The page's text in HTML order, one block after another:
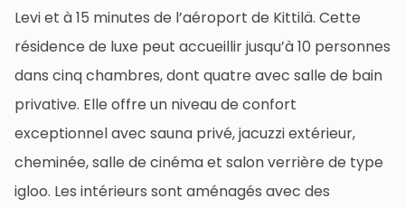
Levi et à 15 minutes de l’aéroport de Kittilä. Cette
résidence de luxe peut accueillir jusqu’à 10 personnes
dans cinq chambres, dont quatre avec salle de bain
privative. Elle offre un niveau de confort
exceptionnel avec sauna privé, jacuzzi extérieur,
cheminée, salle de cinéma et salon verrière de type
igloo. Les intérieurs sont aménagés avec des